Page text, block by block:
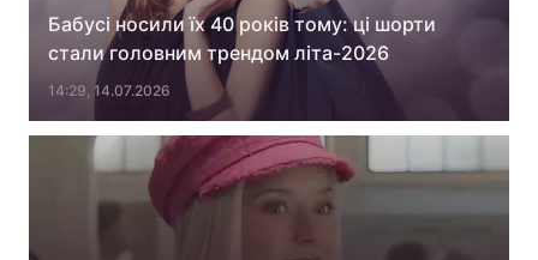
Бабусі носили їх 40 років тому: ці шорти
стали головним трендом літа-2026
14:29, 14.07.2026